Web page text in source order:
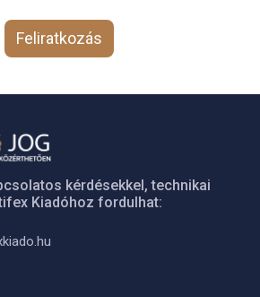
Feliratkozás
kérdésekkel, technikai
Kiadóhoz fordulhat: